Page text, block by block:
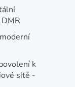
k
sítě -